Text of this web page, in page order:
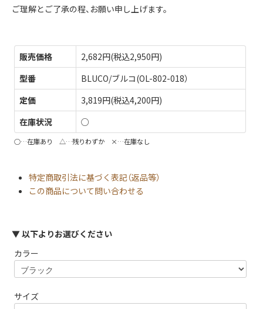
ご理解とご了承の程、お願い申し上げます。
販売価格
2,682円(税込2,950円)
型番
BLUCO/ブルコ(OL-802-018）
定価
3,819円(税込4,200円)
在庫状況
○
○…在庫あり △…残りわずか ×…在庫なし
特定商取引法に基づく表記（返品等）
この商品について問い合わせる
▼ 以下よりお選びください
カラー
サイズ